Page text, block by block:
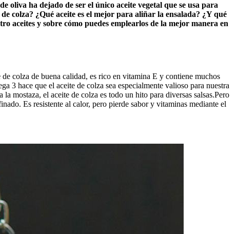
oliva ha dejado de ser el único aceite vegetal que se usa para
colza? ¿Qué aceite es el mejor para aliñar la ensalada? ¿Y qué
aceites y sobre cómo puedes emplearlos de la mejor manera en
colza de buena calidad, es rico en vitamina E y contiene muchos
3 hace que el aceite de colza sea especialmente valioso para nuestra
mostaza, el aceite de colza es todo un hito para diversas salsas.Pero
Es resistente al calor, pero pierde sabor y vitaminas mediante el